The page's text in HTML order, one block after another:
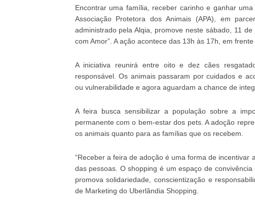
Encontrar uma família, receber carinho e ganhar
Associação Protetora dos Animais (APA), em
administrado pela Alqia, promove neste sábado, 11
com Amor”. A ação acontece das 13h às 17h, em
A iniciativa reunirá entre oito e dez cães
responsável. Os animais passaram por cuidados e
ou vulnerabilidade e agora aguardam a chance de
A feira busca sensibilizar a população sobre a
permanente com o bem-estar dos pets. A adoção
os animais quanto para as famílias que os recebem.
“Receber a feira de adoção é uma forma de
das pessoas. O shopping é um espaço de
promova solidariedade, conscientização e
de Marketing do Uberlândia Shopping.